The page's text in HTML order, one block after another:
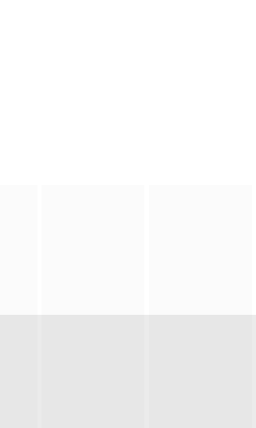
专业点评，带来具有实际
容的专题栏目。以东北独有的幽默文化为立足点，全
师生携手开启5大成长篇章的音乐征程。学员们通
团将共建一个独一无二的「奇趣厚米之家」，并完